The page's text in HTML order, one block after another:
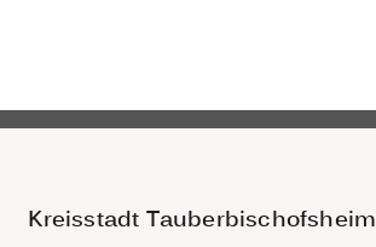
Kreisstadt Tauberbischofsheim